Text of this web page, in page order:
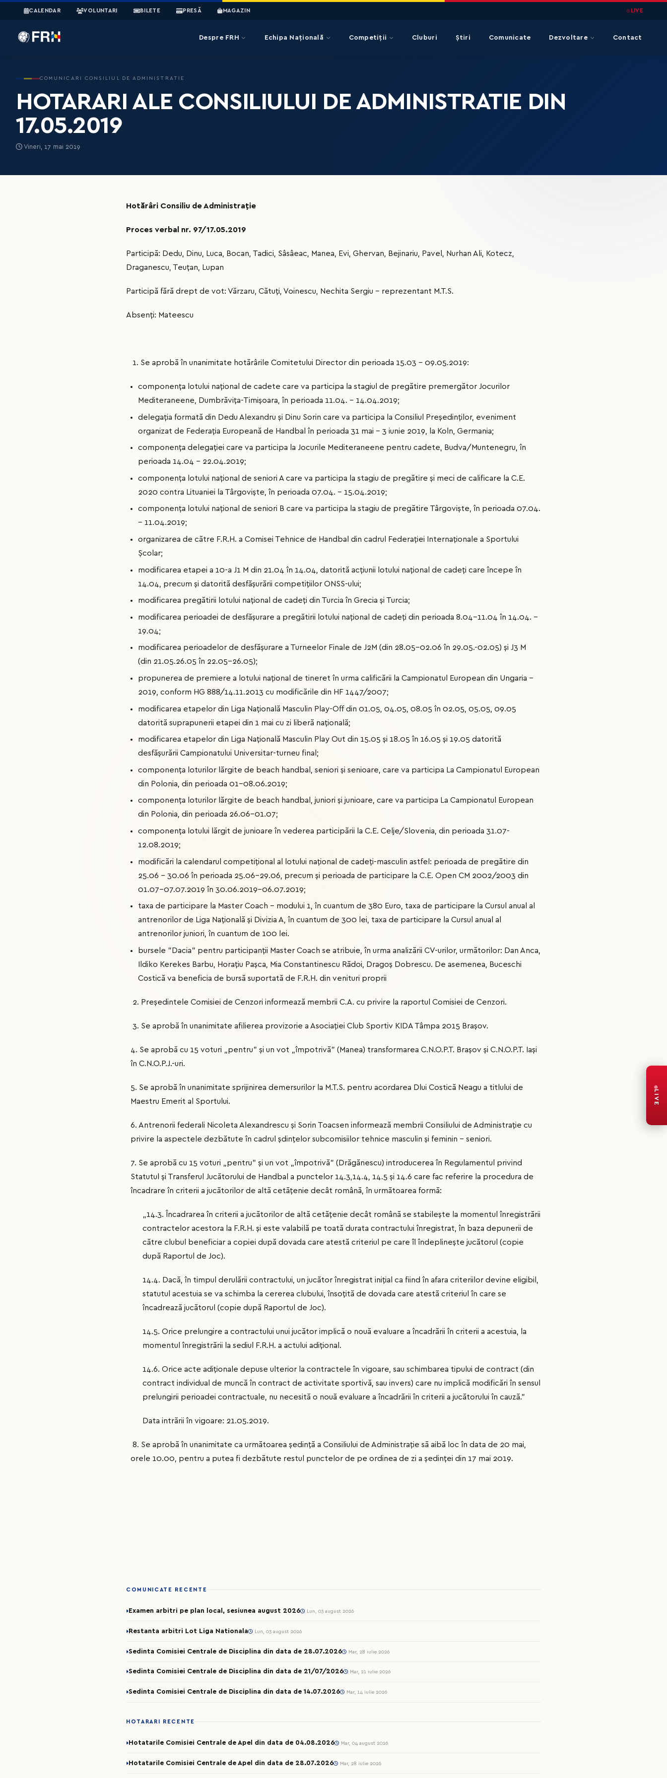
CALENDAR VOLUNTARI BILETE PRESĂ MAGAZIN LIVE
Despre FRH Echipa Națională Competiții Cluburi Știri Comunicate Dezvoltare Contact
COMUNICARI CONSILIUL DE ADMINISTRATIE
HOTARARI ALE CONSILIULUI DE ADMINISTRATIE DIN
17.05.2019
Vineri, 17 mai 2019
Hotărâri Consiliu de Administrație
Proces verbal nr. 97/17.05.2019
Participă: Dedu, Dinu, Luca, Bocan, Tadici, Sâsâeac, Manea, Evi, Ghervan, Bejinariu, Pavel, Nurhan Ali, Kotecz,
Draganescu, Teuțan, Lupan
Participă fără drept de vot: Vărzaru, Cătuți, Voinescu, Nechita Sergiu – reprezentant M.T.S.
Absenți: Mateescu
1. Se aprobă în unanimitate hotărârile Comitetului Director din perioada 15.03 – 09.05.2019:
componența lotului național de cadete care va participa la stagiul de pregătire premergător Jocurilor
Mediteraneene, Dumbrăvița-Timișoara, în perioada 11.04. – 14.04.2019;
delegația formată din Dedu Alexandru și Dinu Sorin care va participa la Consiliul Președinților, eveniment
organizat de Federația Europeană de Handbal în perioada 31 mai – 3 iunie 2019, la Koln, Germania;
componența delegației care va participa la Jocurile Mediteraneene pentru cadete, Budva/Muntenegru, în
perioada 14.04 – 22.04.2019;
componența lotului național de seniori A care va participa la stagiu de pregătire și meci de calificare la C.E.
2020 contra Lituaniei la Târgoviște, în perioada 07.04. – 15.04.2019;
componența lotului național de seniori B care va participa la stagiu de pregătire Târgoviște, în perioada 07.04.
– 11.04.2019;
organizarea de către F.R.H. a Comisei Tehnice de Handbal din cadrul Federației Internaționale a Sportului
Școlar;
modificarea etapei a 10-a J1 M din 21.04 în 14.04, datorită acțiunii lotului național de cadeți care începe în
14.04, precum și datorită desfășurării competițiilor ONSS-ului;
modificarea pregătirii lotului național de cadeți din Turcia în Grecia și Turcia;
modificarea perioadei de desfășurare a pregătirii lotului național de cadeți din perioada 8.04-11.04 în 14.04. –
19.04;
modificarea perioadelor de desfășurare a Turneelor Finale de J2M (din 28.05-02.06 în 29.05.-02.05) și J3 M
(din 21.05.26.05 în 22.05-26.05);
propunerea de premiere a lotului național de tineret în urma calificării la Campionatul European din Ungaria –
2019, conform HG 888/14.11.2013 cu modificările din HF 1447/2007;
modificarea etapelor din Liga Națională Masculin Play-Off din 01.05, 04.05, 08.05 în 02.05, 05.05, 09.05
datorită suprapunerii etapei din 1 mai cu zi liberă națională;
modificarea etapelor din Liga Națională Masculin Play Out din 15.05 și 18.05 în 16.05 și 19.05 datorită
desfășurării Campionatului Universitar-turneu final;
componența loturilor lărgite de beach handbal, seniori și senioare, care va participa La Campionatul European
din Polonia, din perioada 01-08.06.2019;
componența loturilor lărgite de beach handbal, juniori și junioare, care va participa La Campionatul European
din Polonia, din perioada 26.06-01.07;
componența lotului lărgit de junioare în vederea participării la C.E. Celje/Slovenia, din perioada 31.07-
12.08.2019;
modificări la calendarul competițional al lotului național de cadeți-masculin astfel: perioada de pregătire din
25.06 – 30.06 în perioada 25.06-29.06, precum și perioada de participare la C.E. Open CM 2002/2003 din
01.07-07.07.2019 în 30.06.2019-06.07.2019;
taxa de participare la Master Coach – modului 1, în cuantum de 380 Euro, taxa de participare la Cursul anual al
antrenorilor de Liga Națională și Divizia A, în cuantum de 300 lei, taxa de participare la Cursul anual al
antrenorilor juniori, în cuantum de 100 lei.
bursele ”Dacia” pentru participanții Master Coach se atribuie, în urma analizării CV-urilor, următorilor: Dan Anca,
Ildiko Kerekes Barbu, Horațiu Pașca, Mia Constantinescu Rădoi, Dragoș Dobrescu. De asemenea, Buceschi
Costică va beneficia de bursă suportată de F.R.H. din venituri proprii
2. Președintele Comisiei de Cenzori informează membrii C.A. cu privire la raportul Comisiei de Cenzori.
3. Se aprobă în unanimitate afilierea provizorie a Asociației Club Sportiv KIDA Tâmpa 2015 Brașov.
4. Se aprobă cu 15 voturi „pentru” și un vot „împotrivă” (Manea) transformarea C.N.O.P.T. Brașov și C.N.O.P.T. Iași
în C.N.O.P.J.-uri.
5. Se aprobă în unanimitate sprijinirea demersurilor la M.T.S. pentru acordarea Dlui Costică Neagu a titlului de
Maestru Emerit al Sportului.
6. Antrenorii federali Nicoleta Alexandrescu și Sorin Toacsen informează membrii Consiliului de Administrație cu
privire la aspectele dezbătute în cadrul șdințelor subcomisiilor tehnice masculin și feminin – seniori.
7. Se aprobă cu 15 voturi „pentru” și un vot „împotrivă” (Drăgănescu) introducerea în Regulamentul privind
Statutul și Transferul Jucătorului de Handbal a punctelor 14.3,14.4, 14.5 și 14.6 care fac referire la procedura de
încadrare în criterii a jucătorilor de altă cetățenie decât română, în următoarea formă:
„14.3. Încadrarea în criterii a jucătorilor de altă cetățenie decât română se stabilește la momentul înregistrării
contractelor acestora la F.R.H. și este valabilă pe toată durata contractului înregistrat, în baza depunerii de
către clubul beneficiar a copiei după dovada care atestă criteriul pe care îl îndeplinește jucătorul (copie
după Raportul de Joc).
14.4. Dacă, în timpul derulării contractului, un jucător înregistrat inițial ca fiind în afara criteriilor devine eligibil,
statutul acestuia se va schimba la cererea clubului, însoțită de dovada care atestă criteriul în care se
încadrează jucătorul (copie după Raportul de Joc).
14.5. Orice prelungire a contractului unui jucător implică o nouă evaluare a încadrării în criterii a acestuia, la
momentul înregistrării la sediul F.R.H. a actului adițional.
14.6. Orice acte adiționale depuse ulterior la contractele în vigoare, sau schimbarea tipului de contract (din
contract individual de muncă în contract de activitate sportivă, sau invers) care nu implică modificări în sensul
prelungirii perioadei contractuale, nu necesită o nouă evaluare a încadrării în criterii a jucătorului în cauză.”
Data intrării în vigoare: 21.05.2019.
8. Se aprobă în unanimitate ca următoarea ședință a Consiliului de Administrație să aibă loc în data de 20 mai,
orele 10.00, pentru a putea fi dezbătute restul punctelor de pe ordinea de zi a ședinței din 17 mai 2019.
COMUNICATE RECENTE
Examen arbitri pe plan local, sesiunea august 2026 Lun, 03 august 2026
Restanta arbitri Lot Liga Nationala Lun, 03 august 2026
Sedinta Comisiei Centrale de Disciplina din data de 28.07.2026 Mar, 28 iulie 2026
Sedinta Comisiei Centrale de Disciplina din data de 21/07/2026 Mar, 21 iulie 2026
Sedinta Comisiei Centrale de Disciplina din data de 14.07.2026 Mar, 14 iulie 2026
HOTARARI RECENTE
Hotatarile Comisiei Centrale de Apel din data de 04.08.2026 Mar, 04 august 2026
Hotatarile Comisiei Centrale de Apel din data de 28.07.2026 Mar, 28 iulie 2026
LIVE